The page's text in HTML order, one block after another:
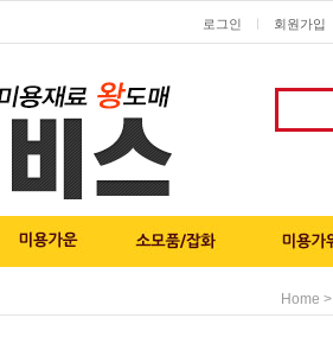
로그인 회원가입
Home >